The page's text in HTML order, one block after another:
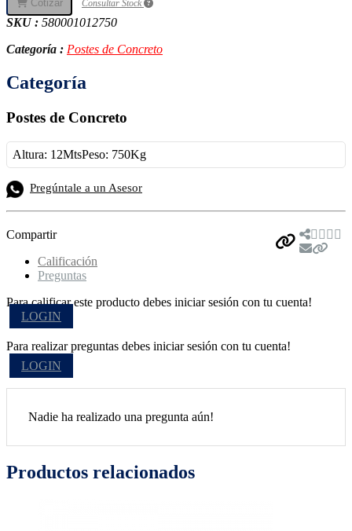
Cotizar Consultar Stock
SKU : 580001012750
Categoría : Postes de Concreto
Categoría
Postes de Concreto
Altura: 12MtsPeso: 750Kg
Pregúntale a un Asesor
Compartir
Calificación
Preguntas
Para calificar este producto debes iniciar sesión con tu cuenta!
LOGIN
Para realizar preguntas debes iniciar sesión con tu cuenta!
LOGIN
Nadie ha realizado una pregunta aún!
Productos relacionados